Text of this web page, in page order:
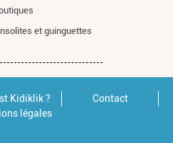
et guinguettes
Kidiklik ?
Contact
légales